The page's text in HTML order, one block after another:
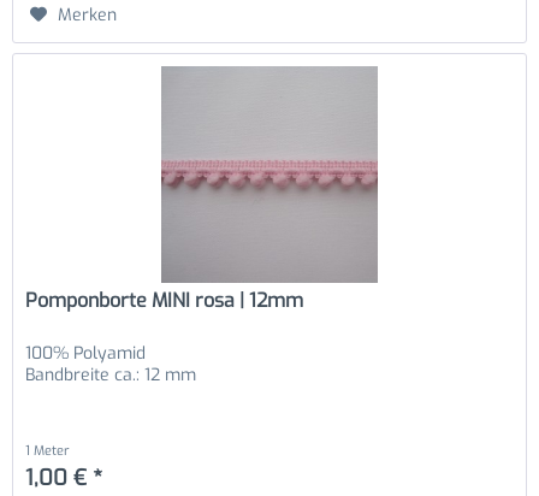
Merken
Pomponborte MINI rosa | 12mm
100% Polyamid
Bandbreite ca.: 12 mm
1 Meter
1,00 € *